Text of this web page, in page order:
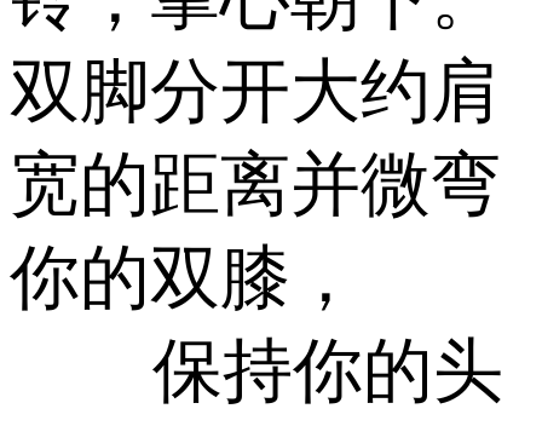
双脚分开大约肩
宽的距离并微弯
你的双膝，
保持你的头